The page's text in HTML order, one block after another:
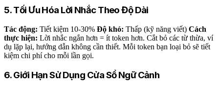
5. Tối Ưu Hóa Lời Nhắc Theo Độ Dài
Tác động: Tiết kiệm 10-30% Độ khó: Thấp (kỹ năng viết) Cách
thực hiện: Lời nhắc ngắn hơn = ít token hơn. Cắt bỏ các từ thừa, ví
dụ lặp lại, hướng dẫn không cần thiết. Mỗi token bạn loại bỏ sẽ tiết
kiệm chi phí cho mỗi lần gọi.
6. Giới Hạn Sử Dụng Cửa Sổ Ngữ Cảnh